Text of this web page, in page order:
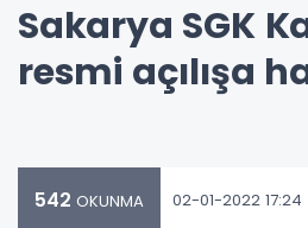
Sakarya SGK
resmi açılışa
542 OKUNMA 02-01-2022 17:24